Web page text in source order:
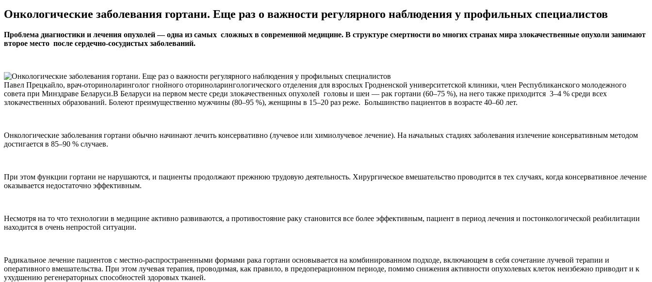
Онкологические заболевания гортани. Еще раз о важности регулярного наблюдения у профильных специалистов
Проблема диагностики и лечения опухолей — одна из самых сложных в современной медицине. В структуре смертности во многих странах мира злокачественные опухоли занимают
второе место после сердечно-сосудистых заболеваний.
Павел Прецкайло, врач-оториноларинголог гнойного оториноларингологического отделения для взрослых Гродненской университетской клиники, член Республиканского молодежного
совета при Минздраве Беларуси.В Беларуси на первом месте среди злокачественных опухолей головы и шеи — рак гортани (60–75 %), на него также приходится 3–4 % среди всех
злокачественных образований. Болеют преимущественно мужчины (80–95 %), женщины в 15–20 раз реже. Большинство пациентов в возрасте 40–60 лет.
Онкологические заболевания гортани обычно начинают лечить консервативно (лучевое или химиолучевое лечение). На начальных стадиях заболевания излечение консервативным методом
достигается в 85–90 % случаев.
При этом функции гортани не нарушаются, и пациенты продолжают прежнюю трудовую деятельность. Хирургическое вмешательство проводится в тех случаях, когда консервативное лечение
оказывается недостаточно эффективным.
Несмотря на то что технологии в медицине активно развиваются, а противостояние раку становится все более эффективным, пациент в период лечения и постонкологической реабилитации
находится в очень непростой ситуации.
Радикальное лечение пациентов с местно-распространенными формами рака гортани основывается на комбинированном подходе, включающем в себя сочетание лучевой терапии и
оперативного вмешательства. При этом лучевая терапия, проводимая, как правило, в предоперационном периоде, помимо снижения активности опухолевых клеток неизбежно приводит и к
ухудшению регенераторных способностей здоровых тканей.